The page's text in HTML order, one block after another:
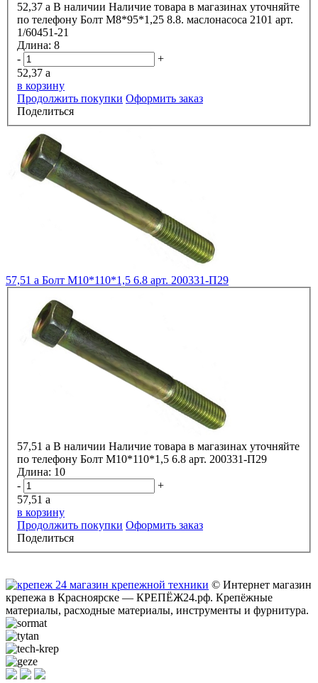
52,37 a В наличии Наличие товара в магазинах уточняйте
по телефону Болт М8*95*1,25 8.8. маслонасоса 2101 арт.
1/60451-21
Длина: 8
-
+
52,37 a
в корзину
Продолжить покупки Оформить заказ
Поделиться
57,51 a Болт М10*110*1,5 6.8 арт. 200331-П29
57,51 a В наличии Наличие товара в магазинах уточняйте
по телефону
Болт М10*110*1,5 6.8 арт. 200331-П29
Длина: 10
-
+
57,51 a
в корзину
Продолжить покупки Оформить заказ
Поделиться
© Интернет магазин
крепежа в Красноярске — КРЕПЁЖ24.рф. Крепёжные
материалы, расходные материалы, инструменты и фурнитура.